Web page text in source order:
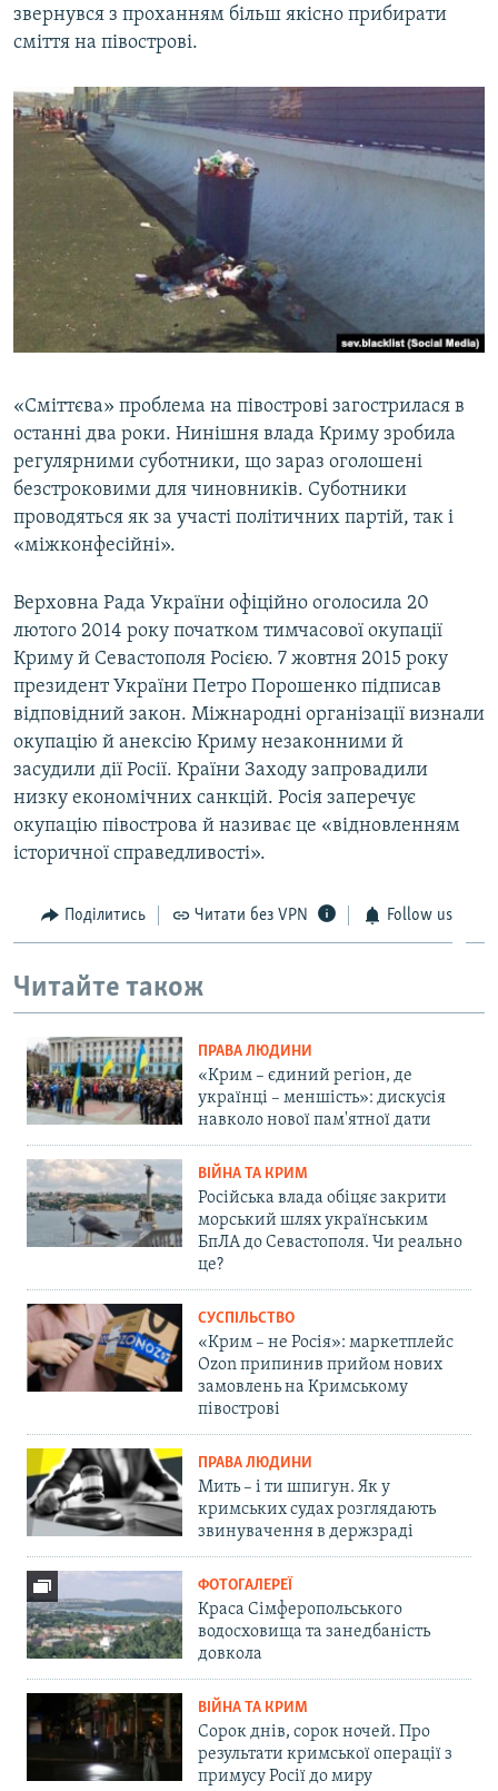
звернувся з проханням більш якісно прибирати
сміття на півострові.
«Сміттєва» проблема на півострові загострилася в
останні два роки. Нинішня влада Криму зробила
регулярними суботники, що зараз оголошені
безстроковими для чиновників. Суботники
проводяться як за участі політичних партій, так і
«міжконфесійні».
Верховна Рада України офіційно оголосила 20
лютого 2014 року початком тимчасової окупації
Криму й Севастополя Росією. 7 жовтня 2015 року
президент України Петро Порошенко підписав
відповідний закон. Міжнародні організації визнали
окупацію й анексію Криму незаконними й
засудили дії Росії. Країни Заходу запровадили
низку економічних санкцій. Росія заперечує
окупацію півострова й називає це «відновленням
історичної справедливості».
Поділитись Читати без VPN Follow us
Читайте також
ПРАВА ЛЮДИНИ
«Крим – єдиний регіон, де
українці – меншість»: дискусія
навколо нової пам'ятної дати
ВІЙНА ТА КРИМ
Російська влада обіцяє закрити
морський шлях українським
БпЛА до Севастополя. Чи реально
це?
СУСПІЛЬСТВО
«Крим – не Росія»: маркетплейс
Ozon припинив прийом нових
замовлень на Кримському
півострові
ПРАВА ЛЮДИНИ
Мить – і ти шпигун. Як у
кримських судах розглядають
звинувачення в держзраді
ФОТОГАЛЕРЕЇ
Краса Сімферопольського
водосховища та занедбаність
довкола
ВІЙНА ТА КРИМ
Сорок днів, сорок ночей. Про
результати кримської операції з
примусу Росії до миру